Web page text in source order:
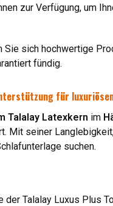
zur Verfügung, um
Sie sich hochwertige
fündig.
für
Talalay Latexkern im
Mit seiner
suchen.
der Talalay Luxus Plus